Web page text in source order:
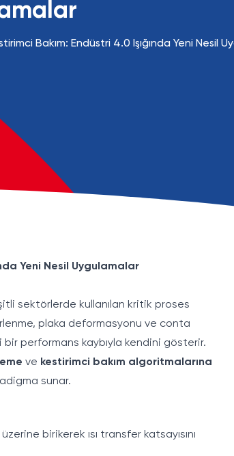
Bakım: Endüstri 4.0 Işığında Yeni Nesil
Yeni Nesil Uygulamalar
sektörlerde kullanılan kritik proses
plaka deformasyonu ve conta
performans kaybıyla kendini gösterir.
ve kestirimci bakım algoritmalarına
sunar.
birikerek ısı transfer katsayısını